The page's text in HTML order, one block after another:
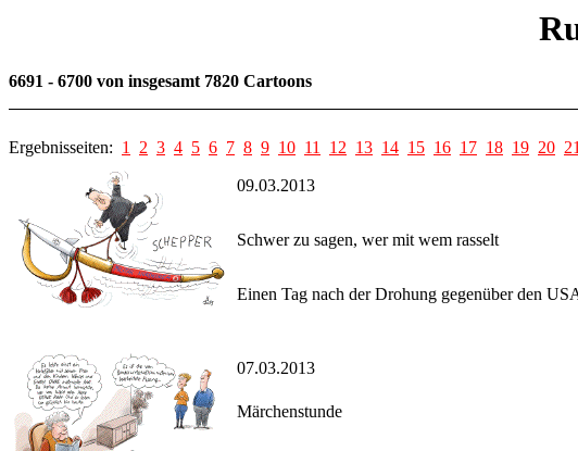
6691 - 6700 von insgesamt 7820 Cartoons
Ergebnisseiten: 1 2 3 4 5 6 7 8 9 10 11 12 13 14 15 16 17 18 19 20
09.03.2013
Schwer zu sagen, wer mit wem rasselt
Einen Tag nach der Drohung gegenüber den
07.03.2013
Märchenstunde